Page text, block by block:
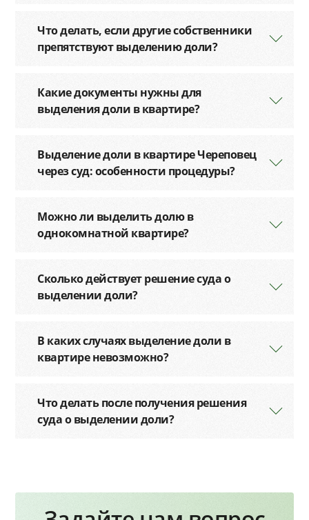
Что делать, если другие собственники
препятствуют выделению доли?
Какие документы нужны для
выделения доли в квартире?
Выделение доли в квартире Череповец
через суд: особенности процедуры?
Можно ли выделить долю в
однокомнатной квартире?
Сколько действует решение суда о
выделении доли?
В каких случаях выделение доли в
квартире невозможно?
Что делать после получения решения
суда о выделении доли?